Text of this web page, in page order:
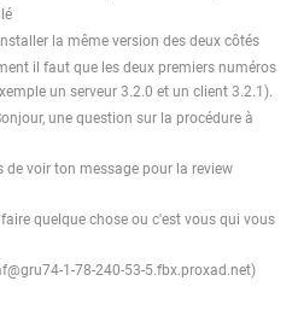
la même version des deux côtés
il faut que les deux premiers numéros
un serveur 3.2.0 et un client 3.2.1).
une question sur la procédure à
de voir ton message pour la review
quelque chose ou c'est vous qui vous
1-78-240-53-5.fbx.proxad.net)